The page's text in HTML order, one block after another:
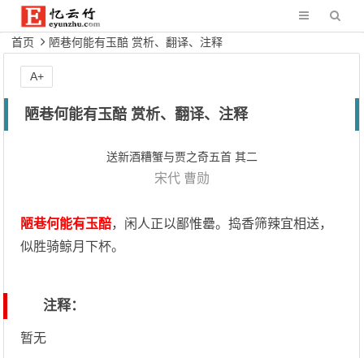
首页 陋巷何能有玉醅 赏析、翻译、注释
陋巷何能有玉醅 赏析、翻译、注释
送新酒糟蟹与贾之奇五首 其二
宋代 曹勋
陋巷何能有玉醅，闲人正以鄙惟罍。捣香筛辣宜相送，
似胜骑鲸月下杯。
注释：
暂无
A+